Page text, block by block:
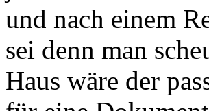
und nach einem
sei denn man
Haus wäre der